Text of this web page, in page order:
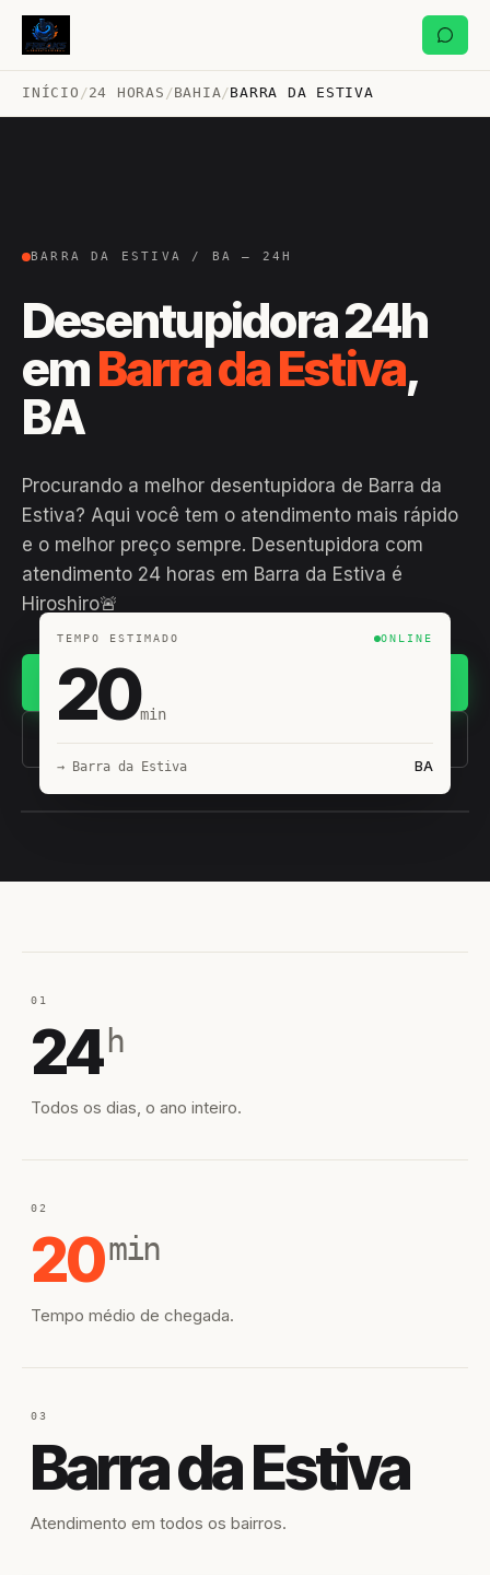
INÍCIO /24 HORAS /BAHIA/BARRA DA ESTIVA
BARRA DA ESTIVA / BA — 24H
Desentupidora 24h
emBarra da Estiva,
BA
Procurando a melhor desentupidora de Barra da
Estiva? Aqui você tem o atendimento mais rápido
e o melhor preço sempre. Desentupidora com
atendimento 24 horas em Barra da Estiva é
Hiroshiro🚨
(11) 93407-8838
TEMPO ESTIMADO ONLINE
20min
→ Barra da Estiva BA
01
24 h
Todos os dias, o ano inteiro.
02
20min
Tempo médio de chegada.
03
Barra da Estiva
Atendimento em todos os bairros.